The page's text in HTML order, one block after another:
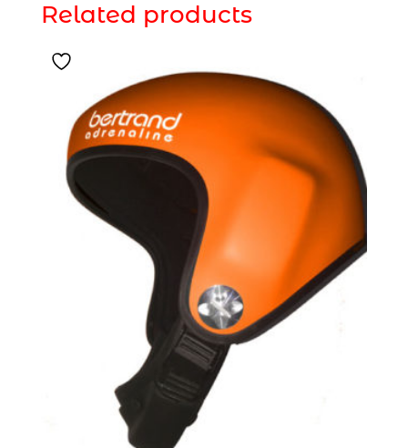
Related products